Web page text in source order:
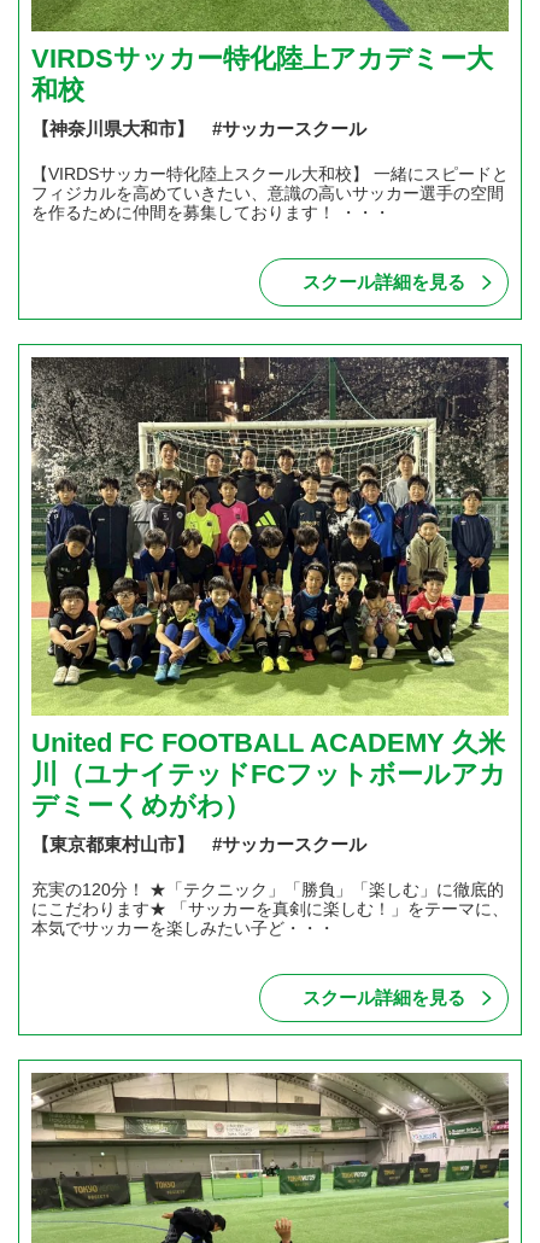
VIRDSサッカー特化陸上アカデミー大
和校
【神奈川県大和市】 #サッカースクール
【VIRDSサッカー特化陸上スクール大和校】 一緒にスピードと
フィジカルを高めていきたい、意識の高いサッカー選手の空間
を作るために仲間を募集しております！ ・・・
スクール詳細を見る
United FC FOOTBALL ACADEMY 久米
川（ユナイテッドFCフットボールアカ
デミーくめがわ）
【東京都東村山市】 #サッカースクール
充実の120分！ ★「テクニック」「勝負」「楽しむ」に徹底的
にこだわります★ 「サッカーを真剣に楽しむ！」をテーマに、
本気でサッカーを楽しみたい子ど・・・
スクール詳細を見る